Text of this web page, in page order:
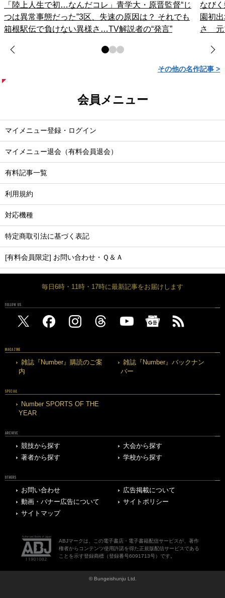
「陸上人生で初…なんだコレ」青学大・原晋監督“じ
つは異常事態だった”3区、失速の原因は？ それでも
箱根駅伝で負けない異様さ…TV解説者の“発言”
なび
園初
さ 元
その他の名作記事 >
会員メニュー
マイメニュー登録・ログイン
マイメニュー退会（有料会員退会）
有料記事一覧
利用規約
対応機種
特定商取引法に基づく表記
[有料会員限定] お問い合わせ・Ｑ＆Ａ
毎日6時・11時・17時に最新記事をお届けします
FOLLOW US
MAGAZINE
雑誌『Number』購読のご案
内
雑誌『Number』バックナン
バー
SPECIAL
Number SPORTS OF THE
YEAR
ARCHIVE
競技から探す
大会から探す
著者から探す
学校から探す
OTHERS
お問い合わせ
広告掲載について
動画・バナー広告について
サイトポリシー
サイトマップ
ABJマークは、この電子書店・電子書籍配信サービスが、著作
権者からコンテンツ使用許諾を得た正規版配信サービスである
ことを示す登録商標（登録番号6091713号）です。
© Bungeishunju Ltd.